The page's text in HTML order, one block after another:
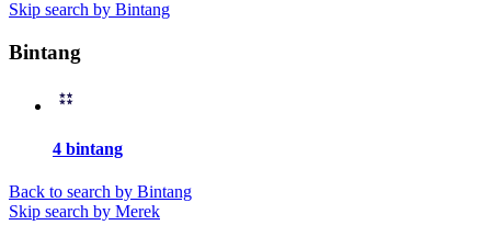
Skip search by Bintang
Bintang
4 bintang
Back to search by Bintang
Skip search by Merek